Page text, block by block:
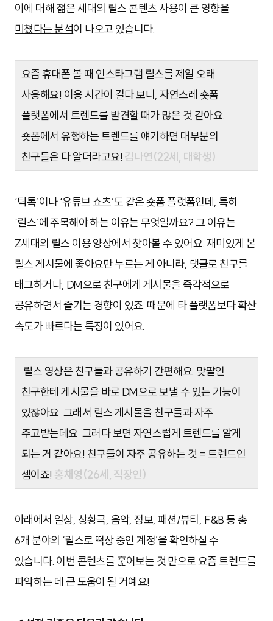
이에 대해 젊은 세대의 릴스 콘텐츠 사용이 큰 영향을
미쳤다는 분석이 나오고 있습니다.
요즘 휴대폰 볼 때 인스타그램 릴스를 제일 오래
사용해요! 이용 시간이 길다 보니, 자연스레 숏폼
플랫폼에서 트렌드를 발견할 때가 많은 것 같아요.
숏폼에서 유행하는 트렌드를 얘기하면 대부분의
친구들은 다 알더라고요! 김나연(22세, 대학생)
‘틱톡’이나 ‘유튜브 쇼츠’도 같은 숏폼 플랫폼인데, 특히
‘릴스’에 주목해야 하는 이유는 무엇일까요? 그 이유는
Z세대의 릴스 이용 양상에서 찾아볼 수 있어요. 재미있게 본
릴스 게시물에 좋아요만 누르는 게 아니라, 댓글로 친구를
태그하거나, DM으로 친구에게 게시물을 즉각적으로
공유하면서 즐기는 경향이 있죠. 때문에 타 플랫폼보다 확산
속도가 빠르다는 특징이 있어요.
릴스 영상은 친구들과 공유하기 간편해요. 맞팔인
친구한테 게시물을 바로 DM으로 보낼 수 있는 기능이
있잖아요. 그래서 릴스 게시물을 친구들과 자주
주고받는데요. 그러다 보면 자연스럽게 트렌드를 알게
되는 거 같아요! 친구들이 자주 공유하는 것 = 트렌드인
셈이죠! 홍채영(26세, 직장인)
아래에서 일상, 상황극, 음악, 정보, 패션/뷰티, F&B 등 총
6개 분야의 ‘릴스로 떡상 중인 계정’을 확인하실 수
있습니다. 이번 콘텐츠를 훑어보는 것 만으로 요즘 트렌드를
파악하는 데 큰 도움이 될 거예요!